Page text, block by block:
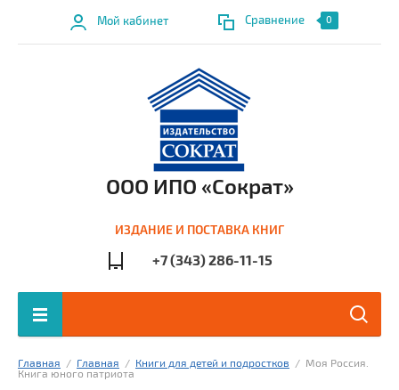
Мой кабинет Сравнение 0
ООО ИПО «Сократ»
ИЗДАНИЕ И ПОСТАВКА КНИГ
+7 (343) 286-11-15
Главная
  /
Главная
  /
Книги для детей и подростков
  /  Моя Россия.
Книга юного патриота